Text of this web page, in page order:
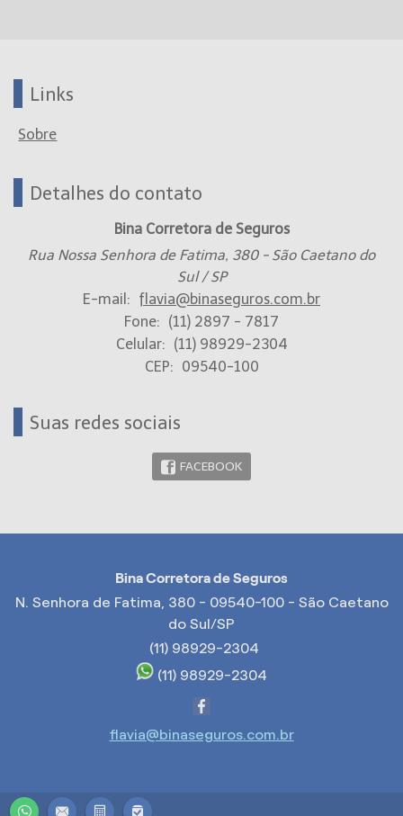
Links
Sobre
Detalhes do contato
Bina Corretora de Seguros
Rua Nossa Senhora de Fatima, 380 - São Caetano do
Sul / SP
E-mail: flavia@binaseguros.com.br
Fone: (11) 2897 - 7817
Celular: (11) 98929-2304
CEP: 09540-100
Suas redes sociais
FACEBOOK
Bina Corretora de Seguros
N. Senhora de Fatima, 380 - 09540-100 - São Caetano
do Sul/SP
(11) 98929-2304
(11) 98929-2304
flavia@binaseguros.com.br